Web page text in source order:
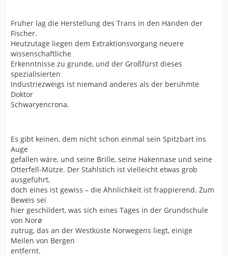
Früher lag die Herstellung des Trans in den Händen der
Fischer.
Heutzutage liegen dem Extraktionsvorgang neuere
wissenschaftliche
Erkenntnisse zu grunde, und der Großfürst dieses
spezialisierten
Industriezweigs ist niemand anderes als der berühmte
Doktor
Schwaryencrona.
Es gibt keinen, dem nicht schon einmal sein Spitzbart ins
Auge
gefallen wäre, und seine Brille, seine Hakennase und seine
Otterfell-Mütze. Der Stahlstich ist vielleicht etwas grob
ausgeführt,
doch eines ist gewiss – die Ähnlichkeit ist frappierend. Zum
Beweis sei
hier geschildert, was sich eines Tages in der Grundschule
von Norø
zutrug, das an der Westküste Norwegens liegt, einige
Meilen von Bergen
entfernt.